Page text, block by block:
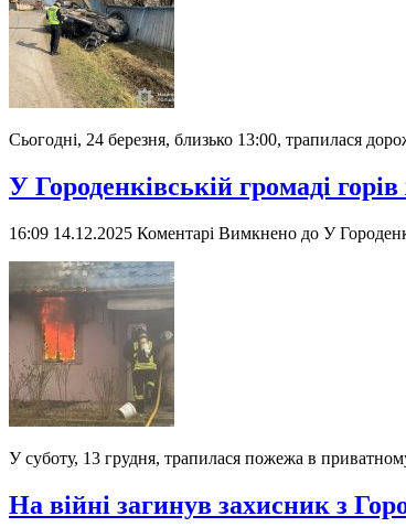
Сьогодні, 24 березня, близько 13:00, трапилася
У Городенківській громаді
16:09 14.12.2025 Коментарі Вимкнено до У
У суботу, 13 грудня, трапилася пожежа в
На війні загинув захисник з